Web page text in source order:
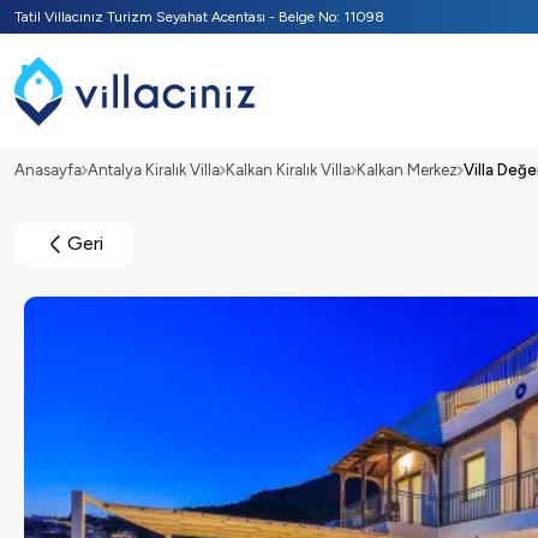
Tatil Villacınız Turizm Seyahat Acentası - Belge No: 11098
Anasayfa Antalya Kiralık Villa Kalkan Kiralık Villa Kalkan Merkez Villa
Geri